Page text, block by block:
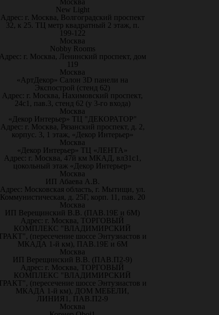
Москва
New Light
Адрес: г. Москва, Волгоградский проспект
32, к 25. ТЦ метр квадратный 2 этаж, п.
199-122
Москва
Nobby Rooms
г. Москва, Ленинский проспект, дом
119
Москва
«АртДекор» Салон 3D панели на
Экспострой (стенд 62)
Адрес: г. Москва, Нахимовский проспект,
24с1, пав.3, стенд 62 (у 3-го входа)
Москва
«Декор Интерьер» ТЦ "ДЕКОРАТОР"
Адрес: г. Москва, Рязанский проспект, д. 2,
корпус. 3, 1 этаж, «Декор Интерьер»
Москва
«Декор Интерьер» ТЦ «ЛЕНТА»
Адрес: г. Москва, 47й км МКАД, вл31с1,
цокольный этаж «Декор Интерьер»
Москва
ИП Абаева А.В.
Адрес: Московская область, г. Мытищи, ул.
Коммунистическая, д. 25Г, корп. 11, пав. 20
Москва
ИП Верещинский В.В. (ПАВ.19Е и 6М)
Адрес: г. Москва, ТОРГОВЫЙ
КОМПЛЕКС "ВЛАДИМИРСКИЙ
(пересечение шоссе Энтузиастов и
МКАДА 1-й км), ПАВ.19Е и 6М
Москва
ИП Верещинский В.В. (ПАВ.П2-9)
Адрес: г. Москва, ТОРГОВЫЙ
КОМПЛЕКС "ВЛАДИМИРСКИЙ
(пересечение шоссе Энтузиастов и
МКАДА 1-й км), ДОМ МЕБЕЛИ,
ЛИНИЯ1, ПАВ.П2-9
Москва